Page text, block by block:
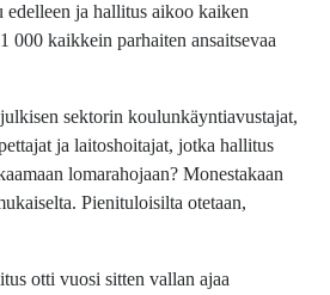
ja hallitus aikoo kaiken
000 kaikkein parhaiten ansaitsevaa
sektorin koulunkäyntiavustajat,
ja laitoshoitajat, jotka hallitus
lomarahojaan? Monestakaan
Pienituloisilta otetaan,
otti vuosi sitten vallan ajaa